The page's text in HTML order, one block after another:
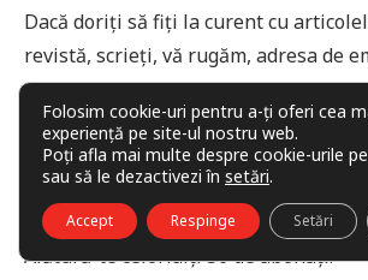
Dacă doriți să fiți la curent cu
revistă, scrieți, vă rugăm, adresa de
abona.
Adresă
email
ABONARE
Alătură-te celorlalți 56 de abonați.
Folosim cookie-uri pentru a-ți oferi cea
experiență pe site-ul nostru web.
Poți afla mai multe despre cookie-urile
sau să le dezactivezi în setări.
Accept Respinge Setări